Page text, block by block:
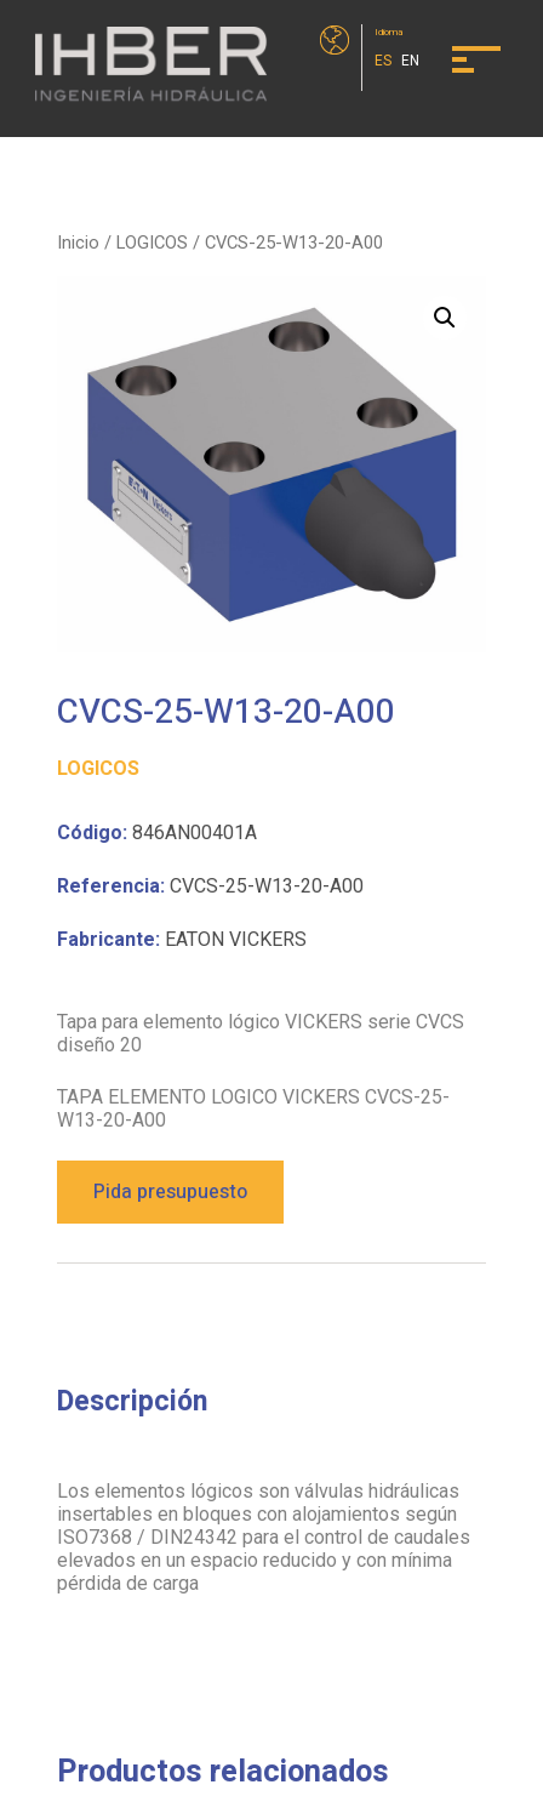
Idioma
ES EN
Inicio /LOGICOS / CVCS-25-W13-20-A00
CVCS-25-W13-20-A00
LOGICOS
Código: 846AN00401A
Referencia: CVCS-25-W13-20-A00
Fabricante: EATON VICKERS
Tapa para elemento lógico VICKERS serie CVCS
diseño 20
TAPA ELEMENTO LOGICO VICKERS CVCS-25-
W13-20-A00
Pida presupuesto
Descripción
Los elementos lógicos son válvulas hidráulicas
insertables en bloques con alojamientos según
ISO7368 / DIN24342 para el control de caudales
elevados en un espacio reducido y con mínima
pérdida de carga
Productos relacionados